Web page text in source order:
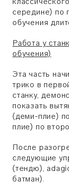
середине) по
обучения
Работа у
обучения)
Эта часть
трико в
станку,
показать
(деми-плие)
плие) по
После
следующие
(тендю),
батман).